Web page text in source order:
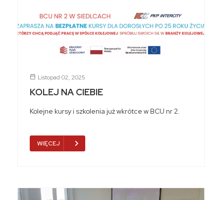
Listopad 02, 2025
KOLEJ NA CIEBIE
Kolejne kursy i szkolenia już wkrótce w BCU nr 2.
WIĘCEJ